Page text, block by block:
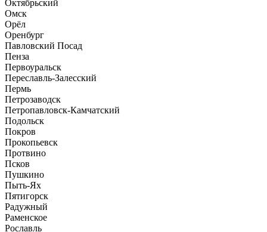
Октябрьский
Омск
Орёл
Оренбург
Павловский Посад
Пенза
Первоуральск
Переславль-Залесский
Пермь
Петрозаводск
Петропавловск-Камчатский
Подольск
Покров
Прокопьевск
Протвино
Псков
Пушкино
Пыть-Ях
Пятигорск
Радужный
Раменское
Рославль